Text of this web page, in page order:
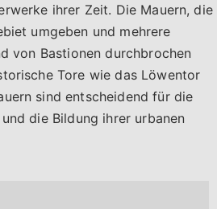
ihrer Zeit. Die Mauern, die
umgeben und mehrere
von Bastionen durchbrochen
Tore wie das Löwentor
sind entscheidend für die
die Bildung ihrer urbanen